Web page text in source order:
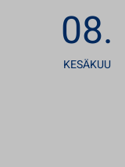
08.
KESÄKUU